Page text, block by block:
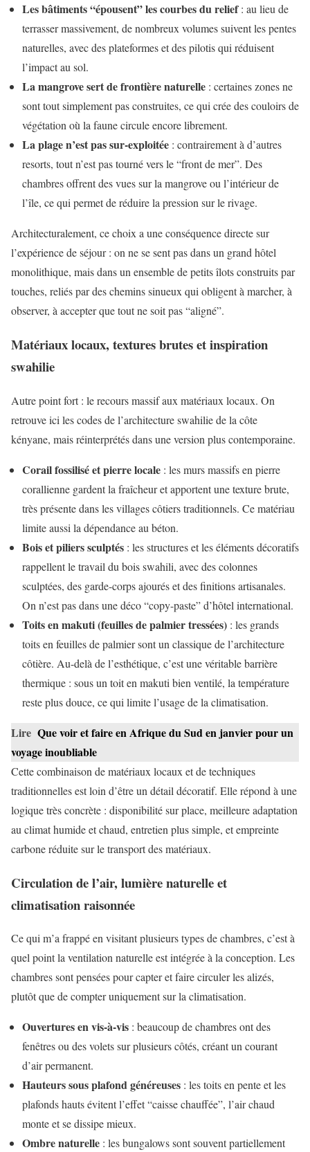
Les bâtiments “épousent” les courbes du relief: au lieu de
terrasser massivement, de nombreux volumes suivent les pentes
naturelles, avec des plateformes et des pilotis qui réduisent
l’impact au sol.
La mangrove sert de frontière naturelle : certaines zones ne
sont tout simplement pas construites, ce qui crée des couloirs de
végétation où la faune circule encore librement.
La plage n’est pas sur-exploitée : contrairement à d’autres
resorts, tout n’est pas tourné vers le “front de mer”. Des
chambres offrent des vues sur la mangrove ou l’intérieur de
l’île, ce qui permet de réduire la pression sur le rivage.
Architecturalement, ce choix a une conséquence directe sur
l’expérience de séjour : on ne se sent pas dans un grand hôtel
monolithique, mais dans un ensemble de petits îlots construits par
touches, reliés par des chemins sinueux qui obligent à marcher, à
observer, à accepter que tout ne soit pas “aligné”.
Matériaux locaux, textures brutes et inspiration
swahilie
Autre point fort : le recours massif aux matériaux locaux. On
retrouve ici les codes de l’architecture swahilie de la côte
kényane, mais réinterprétés dans une version plus contemporaine.
Corail fossilisé et pierre locale : les murs massifs en pierre
corallienne gardent la fraîcheur et apportent une texture brute,
très présente dans les villages côtiers traditionnels. Ce matériau
limite aussi la dépendance au béton.
Bois et piliers sculptés : les structures et les éléments décoratifs
rappellent le travail du bois swahili, avec des colonnes
sculptées, des garde-corps ajourés et des finitions artisanales.
On n’est pas dans une déco “copy-paste” d’hôtel international.
Toits en makuti (feuilles de palmier tressées) : les grands
toits en feuilles de palmier sont un classique de l’architecture
côtière. Au-delà de l’esthétique, c’est une véritable barrière
thermique : sous un toit en makuti bien ventilé, la température
reste plus douce, ce qui limite l’usage de la climatisation.
Lire Que voir et faire en Afrique du Sud en janvier pour un
voyage inoubliable
Cette combinaison de matériaux locaux et de techniques
traditionnelles est loin d’être un détail décoratif. Elle répond à une
logique très concrète : disponibilité sur place, meilleure adaptation
au climat humide et chaud, entretien plus simple, et empreinte
carbone réduite sur le transport des matériaux.
Circulation de l’air, lumière naturelle et
climatisation raisonnée
Ce qui m’a frappé en visitant plusieurs types de chambres, c’est à
quel point la ventilation naturelle est intégrée à la conception. Les
chambres sont pensées pour capter et faire circuler les alizés,
plutôt que de compter uniquement sur la climatisation.
Ouvertures en vis-à-vis : beaucoup de chambres ont des
fenêtres ou des volets sur plusieurs côtés, créant un courant
d’air permanent.
Hauteurs sous plafond généreuses : les toits en pente et les
plafonds hauts évitent l’effet “caisse chauffée”, l’air chaud
monte et se dissipe mieux.
Ombre naturelle : les bungalows sont souvent partiellement